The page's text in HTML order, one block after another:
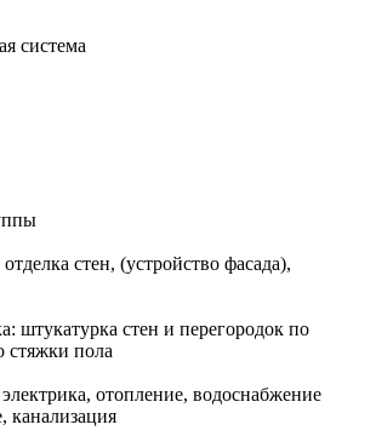
система
стен, (устройство фасада),
штукатурка стен и перегородок по
стяжки пола
отопление, водоснабжение
канализация